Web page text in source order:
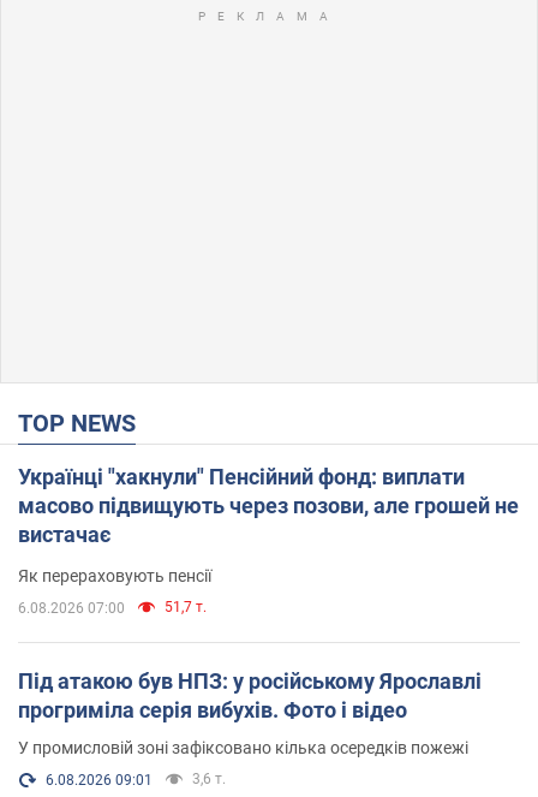
TOP NEWS
Українці "хакнули" Пенсійний фонд: виплати
масово підвищують через позови, але грошей не
вистачає
Як перераховують пенсії
6.08.2026 07:00 51,7 т.
Під атакою був НПЗ: у російському Ярославлі
прогриміла серія вибухів. Фото і відео
У промисловій зоні зафіксовано кілька осередків пожежі
6.08.2026 09:01 3,6 т.